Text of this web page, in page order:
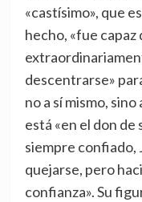
«castísimo», que
hecho, «fue capaz
descentrarse»
no a sí mismo,
está «en el don
siempre confiado,
quejarse, pero
confianza». Su